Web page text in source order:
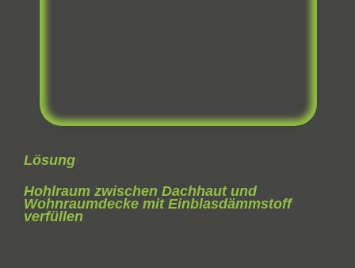
Lösung
Hohlraum zwischen Dachhaut und
Wohnraumdecke mit Einblasdämmstoff
verfüllen